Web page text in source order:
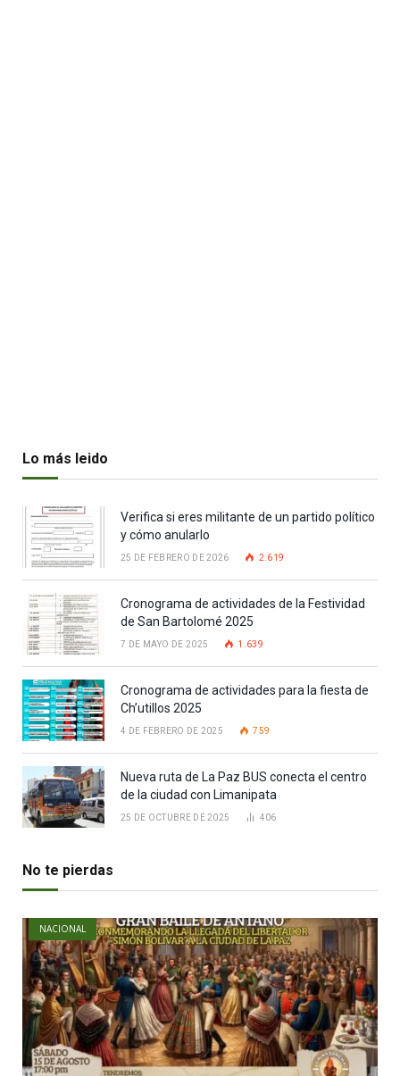
Lo más leido
Verifica si eres militante de un partido político
y cómo anularlo
25 DE FEBRERO DE 2026 2.619
Cronograma de actividades de la Festividad
de San Bartolomé 2025
7 DE MAYO DE 2025 1.639
Cronograma de actividades para la fiesta de
Ch’utillos 2025
4 DE FEBRERO DE 2025 759
Nueva ruta de La Paz BUS conecta el centro
de la ciudad con Limanipata
25 DE OCTUBRE DE 2025 406
No te pierdas
NACIONAL